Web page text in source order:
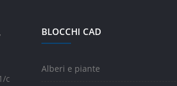
c
BLOCCHI CAD
Alberi e piante